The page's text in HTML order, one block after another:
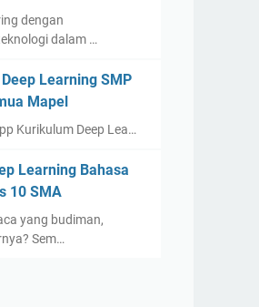
dengan
dalam …
Learning SMP
Mapel
Kurikulum Deep Lea…
Learning Bahasa
10 SMA
yang budiman,
Sem…